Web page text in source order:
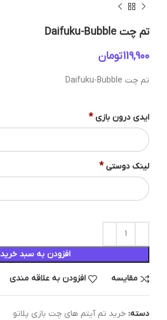
تم چت Daifuku-Bubble
تومان
تم چت Daifuku-Bubble
ایدی درون بازی *
لینک دوستی *
افزودن به سبد خرید
مقایسه افزودن به علاقه مندی
دسته: خرید تم آیتم های چت بازی پلاتو